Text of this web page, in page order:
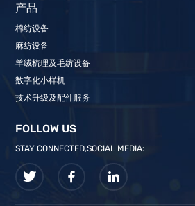
产品
棉纺设备
麻纺设备
羊绒梳理及毛纺设备
数字化小样机
技术升级及配件服务
FOLLOW US
STAY CONNECTED,SOCIAL MEDIA: